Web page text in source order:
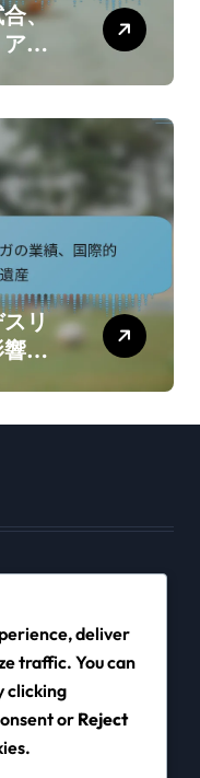
、
ジ
リ
、
deliver
traffic. You can
clicking
orReject